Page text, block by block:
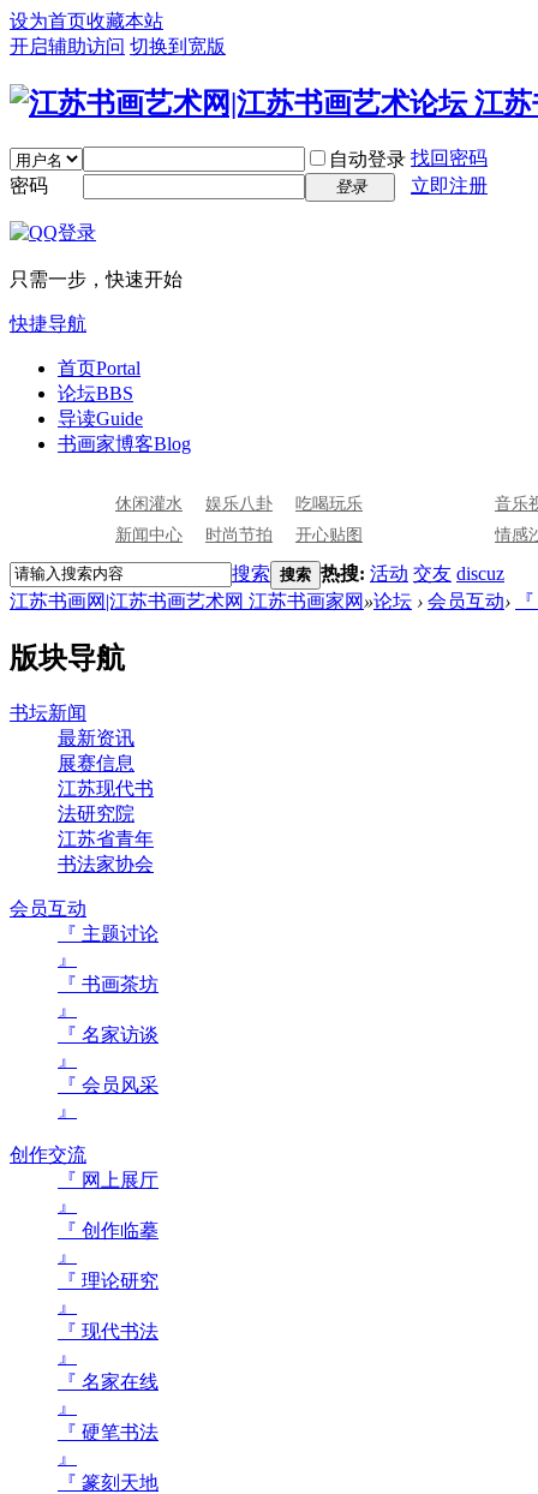
设为首页收藏本站
开启辅助访问 切换到宽版
自动登录 找回密码
密码
登录 立即注册
只需一步，快速开始
快捷导航
首页Portal
论坛BBS
导读Guide
书画家博客Blog
休闲灌水 娱乐八卦
吃喝玩乐
新闻中心
时尚节拍 开心贴图
音乐
情感
搜索 搜索 热搜: 活动 交友 discuz
江苏书画网|江苏书画艺术网 江苏书画家网 »论坛 › 会员互动›
版块导航
书坛新闻
最新资讯
展赛信息
江苏现代书
法研究院
江苏省青年
书法家协会
会员互动
『 主题讨论
』
『 书画茶坊
』
『 名家访谈
』
『 会员风采
』
创作交流
『 网上展厅
』
『 创作临摹
』
『 理论研究
』
『 现代书法
』
『 名家在线
』
『 硬笔书法
』
『 篆刻天地